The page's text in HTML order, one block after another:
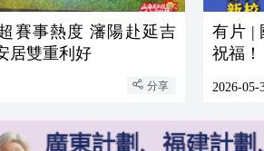
度 瀋陽赴延吉
居雙重利好
分享
有片 |
祝福
2026-05-